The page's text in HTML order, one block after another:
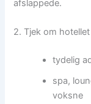
afslappede.
2. Tjek om
tydelig
spa,
voksne